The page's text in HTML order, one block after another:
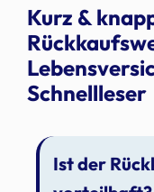
Kurz &
Schnellleser
Ist der